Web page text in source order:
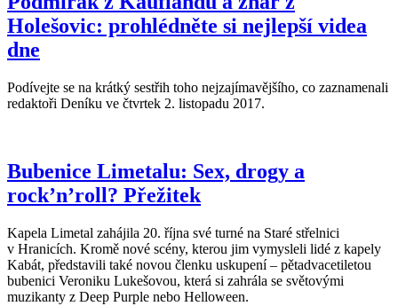
Holešovic: prohlédněte si nejlepší videa
dne
Podívejte se na krátký sestřih toho nejzajímavějšího, co zaznamenali
redaktoři Deníku ve čtvrtek 2. listopadu 2017.
Bubenice Limetalu: Sex, drogy a
rock’n’roll? Přežitek
Kapela Limetal zahájila 20. října své turné na Staré střelnici
v Hranicích. Kromě nové scény, kterou jim vymysleli lidé z kapely
Kabát, představili také novou členku uskupení – pětadvacetiletou
bubenici Veroniku Lukešovou, která si zahrála se světovými
muzikanty z Deep Purple nebo Helloween.